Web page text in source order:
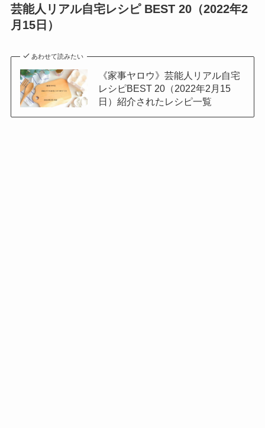
芸能人リアル自宅レシピ BEST 20（2022年2
月15日）
あわせて読みたい
《家事ヤロウ》芸能人リアル自宅
レシピBEST 20（2022年2月15
日）紹介されたレシピ一覧